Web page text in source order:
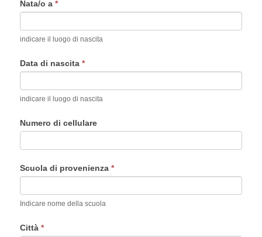
Nata/o a*
indicare il luogo di nascita
Data di nascita*
indicare il luogo di nascita
Numero di cellulare
Scuola di provenienza*
Indicare nome della scuola
Città*